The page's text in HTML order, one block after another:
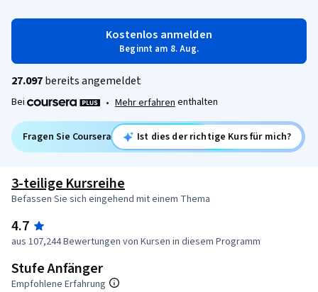
Kostenlos anmelden
Beginnt am 8. Aug.
27.097bereits angemeldet
Bei • Mehr erfahren enthalten
Fragen Sie Coursera Ist dies der richtige Kurs für mich?
3-teilige Kursreihe
Befassen Sie sich eingehend mit einem Thema
4.7
aus 107,244 Bewertungen von Kursen in diesem Programm
Stufe Anfänger
Empfohlene Erfahrung